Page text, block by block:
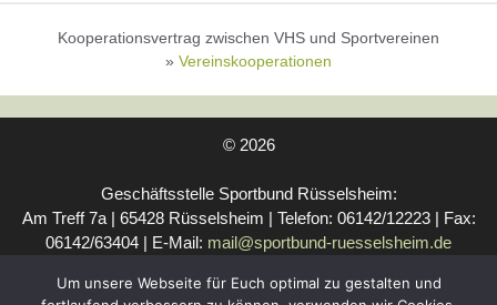
Kooperationsvertrag zwischen VHS und Sportvereinen
» Vereinskooperationen
© 2026
Geschäftsstelle Sportbund Rüsselsheim:
Am Treff 7a | 65428 Rüsselsheim | Telefon: 06142/12223 | Fax:
06142/63404 | E-Mail: mail@sportbund-ruesselsheim.de
VEREINSKOOPERATIONEN|DATENSCHUTZERKLÄRUNG
Um unsere Webseite für Euch optimal zu gestalten und